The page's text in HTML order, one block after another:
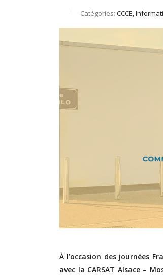
Catégories: CCCE,
À l’occasion des journées
avec la CARSAT Alsace –